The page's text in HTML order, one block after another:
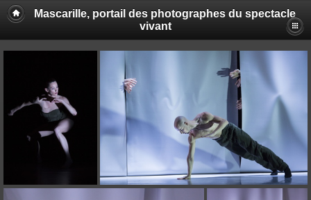
Mascarille, portail des photographes du spectacle
vivant